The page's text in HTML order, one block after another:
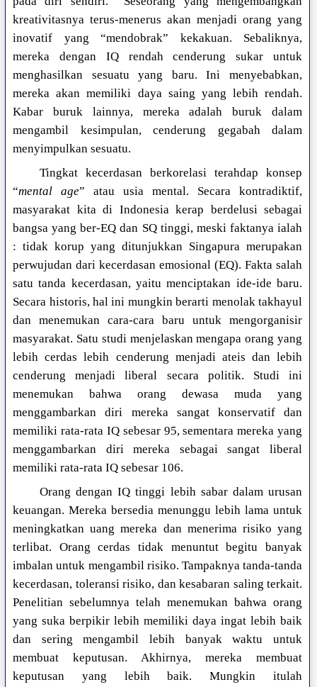
kreativitasnya terus-menerus akan menjadi orang yang
inovatif yang “mendobrak” kekakuan. Sebaliknya,
mereka dengan IQ rendah cenderung sukar untuk
menghasilkan sesuatu yang baru. Ini menyebabkan,
mereka akan memiliki daya saing yang lebih rendah.
Kabar buruk lainnya, mereka adalah buruk dalam
mengambil kesimpulan, cenderung gegabah dalam
menyimpulkan sesuatu.
Tingkat kecerdasan berkorelasi terahdap konsep
“mental age” atau usia mental. Secara kontradiktif,
masyarakat kita di Indonesia kerap berdelusi sebagai
bangsa yang ber-EQ dan SQ tinggi, meski faktanya ialah
: tidak korup yang ditunjukkan Singapura merupakan
perwujudan dari kecerdasan emosional (EQ). Fakta salah
satu tanda kecerdasan, yaitu menciptakan ide-ide baru.
Secara historis, hal ini mungkin berarti menolak takhayul
dan menemukan cara-cara baru untuk mengorganisir
masyarakat. Satu studi menjelaskan mengapa orang yang
lebih cerdas lebih cenderung menjadi ateis dan lebih
cenderung menjadi liberal secara politik. Studi ini
menemukan bahwa orang dewasa muda yang
menggambarkan diri mereka sangat konservatif dan
memiliki rata-rata IQ sebesar 95, sementara mereka yang
menggambarkan diri mereka sebagai sangat liberal
memiliki rata-rata IQ sebesar 106.
Orang dengan IQ tinggi lebih sabar dalam urusan
keuangan. Mereka bersedia menunggu lebih lama untuk
meningkatkan uang mereka dan menerima risiko yang
terlibat. Orang cerdas tidak menuntut begitu banyak
imbalan untuk mengambil risiko. Tampaknya tanda-tanda
kecerdasan, toleransi risiko, dan kesabaran saling terkait.
Penelitian sebelumnya telah menemukan bahwa orang
yang suka berpikir lebih memiliki daya ingat lebih baik
dan sering mengambil lebih banyak waktu untuk
membuat keputusan. Akhirnya, mereka membuat
keputusan yang lebih baik. Mungkin itulah